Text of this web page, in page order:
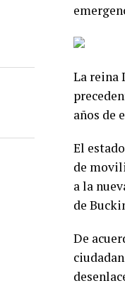
La reina
años de
El
de
a la
de
De